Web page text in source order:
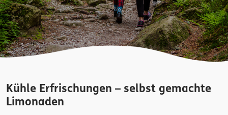
Kühle Erfrischungen – selbst gemachte
Limonaden